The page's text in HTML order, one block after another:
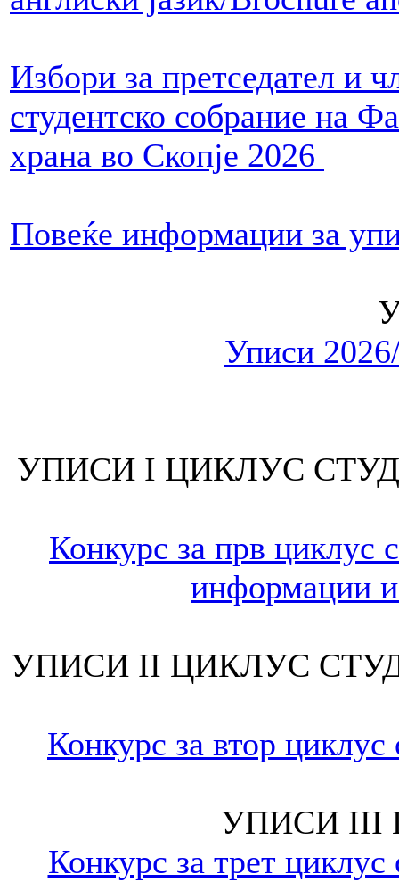
Избори за претседател и
студентско собрание на
храна во Скопје 2026
Повеќе информации за
Уписи
УПИСИ I ЦИКЛУС
Конкурс за прв циклус
информации и
УПИСИ II ЦИКЛУС
Конкурс за втор
УПИСИ III
Конкурс за трет